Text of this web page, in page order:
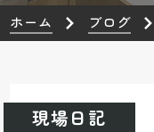
ホーム ブログ
現場日記